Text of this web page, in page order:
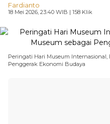
Fardianto
18 Mei 2026, 23:40 WIB | 158 Klik
Peringati Hari Museum Internasional,
Penggerak Ekonomi Budaya